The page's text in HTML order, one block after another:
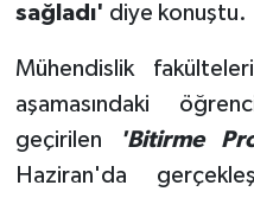
sağladı' diye konuştu.
Mühendislik
aşamasındaki
geçirilen
'Bitirme
Haziran'da